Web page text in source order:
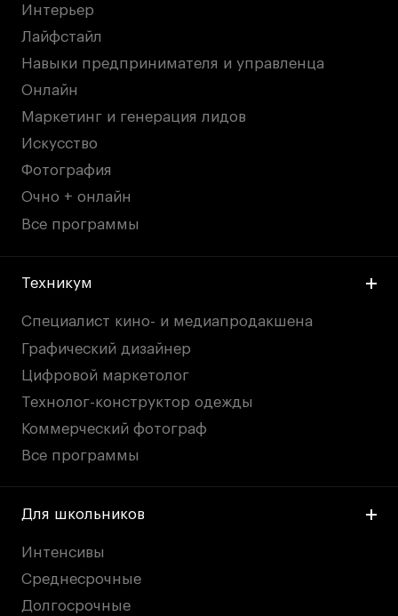
Интерьер
Лайфстайл
Навыки предпринимателя и управленца
Онлайн
Маркетинг и генерация лидов
Искусство
Фотография
Очно + онлайн
Все программы
Техникум
Специалист кино- и медиапродакшена
Графический дизайнер
Цифровой маркетолог
Технолог-конструктор одежды
Коммерческий фотограф
Все программы
Для школьников
Интенсивы
Среднесрочные
Долгосрочные